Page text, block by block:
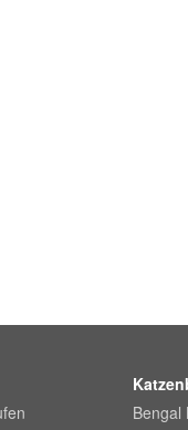
Bengal